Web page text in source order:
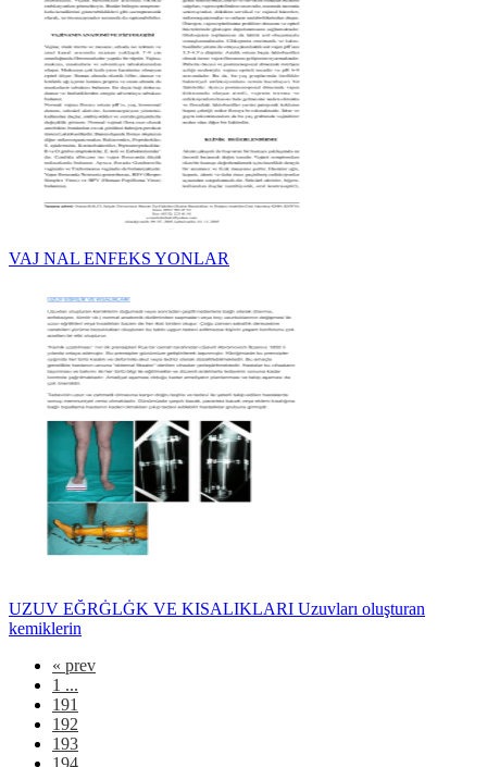
VAJ NAL ENFEKS YONLAR
UZUV EĞRĠLĠK VE KISALIKLARI Uzuvları oluşturan
kemiklerin
« prev
1 ...
191
192
193
194